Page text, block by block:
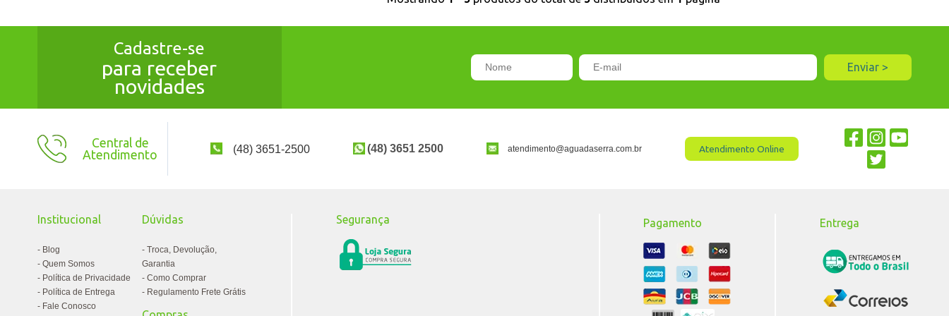
Cadastre-se
para receber
novidades
Central de
Atendimento
(48) 3651-2500 (48) 3651 2500 atendimento@aguadaserra.com.br Atendimento Online
Institucional
Blog
Quem Somos
Política de Privacidade
Política de Entrega
Fale Conosco
Dúvidas
Troca, Devolução,
Garantia
Como Comprar
Regulamento Frete Grátis
Segurança Pagamento Entrega